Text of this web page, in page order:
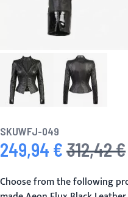
SKUWFJ-049
Prix spécial
249,94 € Prix normal
312,42 €
Choose from the following